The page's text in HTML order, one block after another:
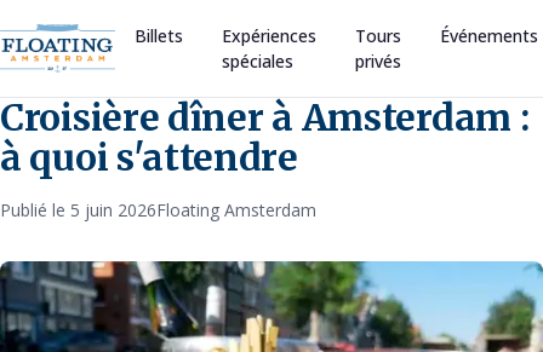
Billets
Expériences
spéciales
Tours
privés
Événements
Croisière dîner à Amsterdam :
à quoi s'attendre
Publié le 5 juin 2026Floating Amsterdam